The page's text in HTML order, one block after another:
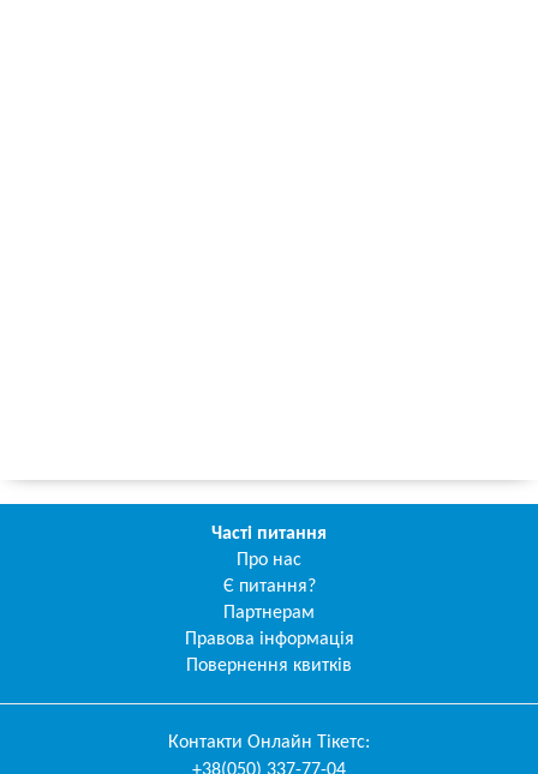
Часті питання
Про нас
Є питання?
Партнерам
Правова інформація
Повернення квитків
Контакти Онлайн Тікетс:
+38(050) 337-77-04